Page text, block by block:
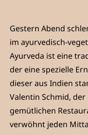
Gestern Abend
im ayurvedisch-
Ayurveda ist eine
der eine spezielle
dieser aus Indien
Valentin Schmid,
gemütlichen
verwöhnt jeden